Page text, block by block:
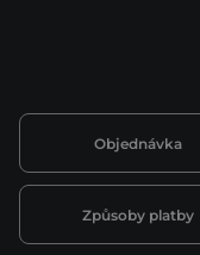
Objednávka
Způsoby platby